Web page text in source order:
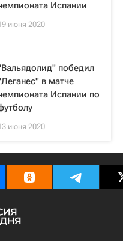
Испании
июня 2020
победил
в матче
Испании по
июня 2020